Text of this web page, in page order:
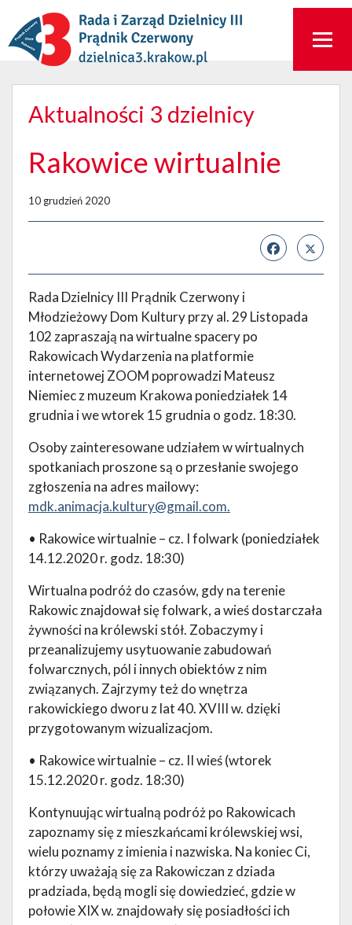
Aktualności 3 dzielnicy
Rakowice wirtualnie
10 grudzień 2020
Rada Dzielnicy III Prądnik Czerwony i
Młodzieżowy Dom Kultury przy al. 29 Listopada
102 zapraszają na wirtualne spacery po
Rakowicach Wydarzenia na platformie
internetowej ZOOM poprowadzi Mateusz
Niemiec z muzeum Krakowa poniedziałek 14
grudnia i we wtorek 15 grudnia o godz. 18:30.
Osoby zainteresowane udziałem w wirtualnych
spotkaniach proszone są o przesłanie swojego
zgłoszenia na adres mailowy:
mdk.animacja.kultury@gmail.com.
• Rakowice wirtualnie – cz. I folwark (poniedziałek
14.12.2020 r. godz. 18:30)
Wirtualna podróż do czasów, gdy na terenie
Rakowic znajdował się folwark, a wieś dostarczała
żywności na królewski stół. Zobaczymy i
przeanalizujemy usytuowanie zabudowań
folwarcznych, pól i innych obiektów z nim
związanych. Zajrzymy też do wnętrza
rakowickiego dworu z lat 40. XVIII w. dzięki
przygotowanym wizualizacjom.
• Rakowice wirtualnie – cz. II wieś (wtorek
15.12.2020 r. godz. 18:30)
Kontynuując wirtualną podróż po Rakowicach
zapoznamy się z mieszkańcami królewskiej wsi,
wielu poznamy z imienia i nazwiska. Na koniec Ci,
którzy uważają się za Rakowiczan z dziada
pradziada, będą mogli się dowiedzieć, gdzie w
połowie XIX w. znajdowały się posiadłości ich